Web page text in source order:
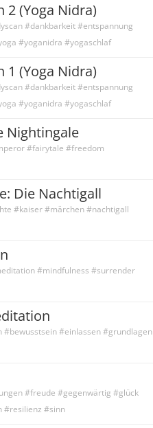
2 (Yoga Nidra)
#dankbarkeit #entspannung
#yoganidra #yogaschlaf
1 (Yoga Nidra)
#dankbarkeit #entspannung
#yoganidra #yogaschlaf
Nightingale
#fairytale #freedom
Die Nachtigall
#kaiser #märchen #nachtigall
#mindfulness #surrender
#einlassen #grundlagen
#freude #gegenwärtig #glück
#resilienz #sinn